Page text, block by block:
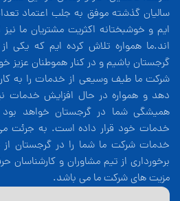
سالیان گذشته موفق به جلب اعتماد
ایم و خوشبختانه اکثریت مشتریان ما
اند.ما همواره تلاش کرده ایم که یکی
گرجستان باشیم و در کنار هموطنان عزیز
شرکت ما طیف وسیعی از خدمات را به
دهد و همواره در حال افزایش خدمات
همیشگی شما در گرجستان خواهد
خدمات خود قرار داده است. به جرئت
خدمات شرکت ما شما را در گرجستان از
برخورداری از تیم مشاوران و کارشناسان
مزیت های شرکت ما می باشد.